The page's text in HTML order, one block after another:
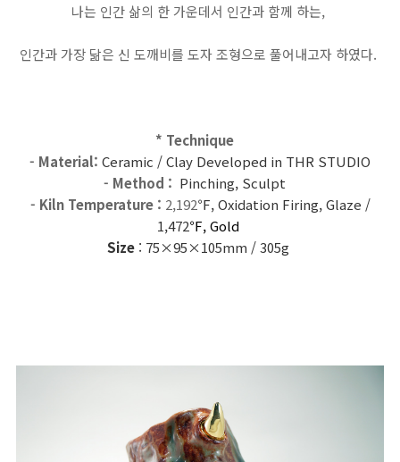
나는 인간 삶의 한 가운데서 인간과 함께 하는,
인간과 가장 닮은 신 도깨비를 도자 조형으로 풀어내고자 하였다.
* Technique
- Material: Ceramic /Clay Developed in THR STUDIO
- Method : Pinching, Sculpt
- Kiln Temperature : 2,192℉, Oxidation Firing, Glaze /
1,472℉, Gold
Size : 75×95×105mm / 305g